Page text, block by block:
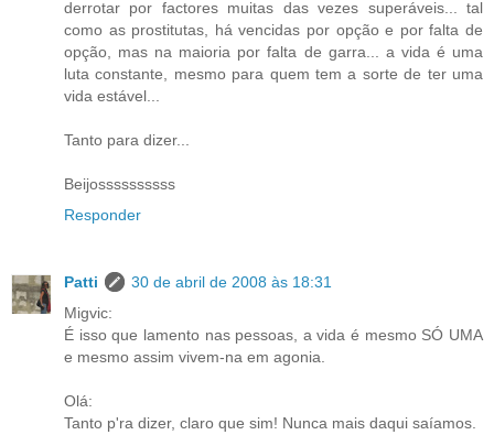
derrotar por factores muitas das vezes superáveis... tal
como as prostitutas, há vencidas por opção e por falta de
opção, mas na maioria por falta de garra... a vida é uma
luta constante, mesmo para quem tem a sorte de ter uma
vida estável...
Tanto para dizer...
Beijossssssssss
Responder
Patti
30 de abril de 2008 às 18:31
Migvic:
É isso que lamento nas pessoas, a vida é mesmo SÓ UMA
e mesmo assim vivem-na em agonia.
Olá:
Tanto p'ra dizer, claro que sim! Nunca mais daqui saíamos.